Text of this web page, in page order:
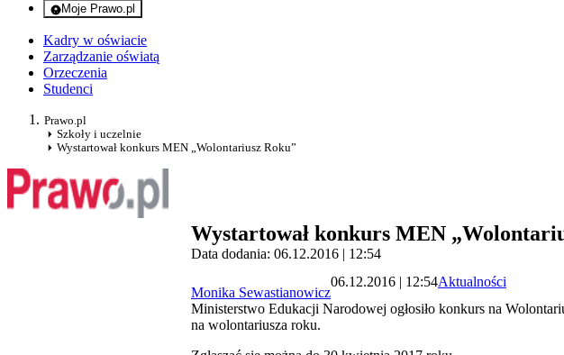
Moje Prawo.pl
- rejestracja i logowanie do serwisu
Kadry w oświacie
Zarządzanie oświatą
Orzeczenia
Studenci
Prawo.pl
Szkoły i uczelnie
Wystartował konkurs MEN „Wolontariusz Roku”
Wystartował konkurs MEN
Data dodania: 06.12.2016 | 12:54
Monika Sewastianowicz
06.12.2016 | 12:54Aktualności
Ministerstwo Edukacji Narodowej ogłosiło konkurs na
na wolontariusza roku.